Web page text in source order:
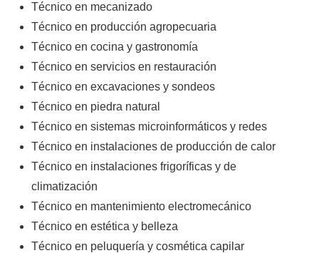
Técnico en mecanizado
Técnico en producción agropecuaria
Técnico en cocina y gastronomía
Técnico en servicios en restauración
Técnico en excavaciones y sondeos
Técnico en piedra natural
Técnico en sistemas microinformáticos y redes
Técnico en instalaciones de producción de calor
Técnico en instalaciones frigoríficas y de
climatización
Técnico en mantenimiento electromecánico
Técnico en estética y belleza
Técnico en peluquería y cosmética capilar